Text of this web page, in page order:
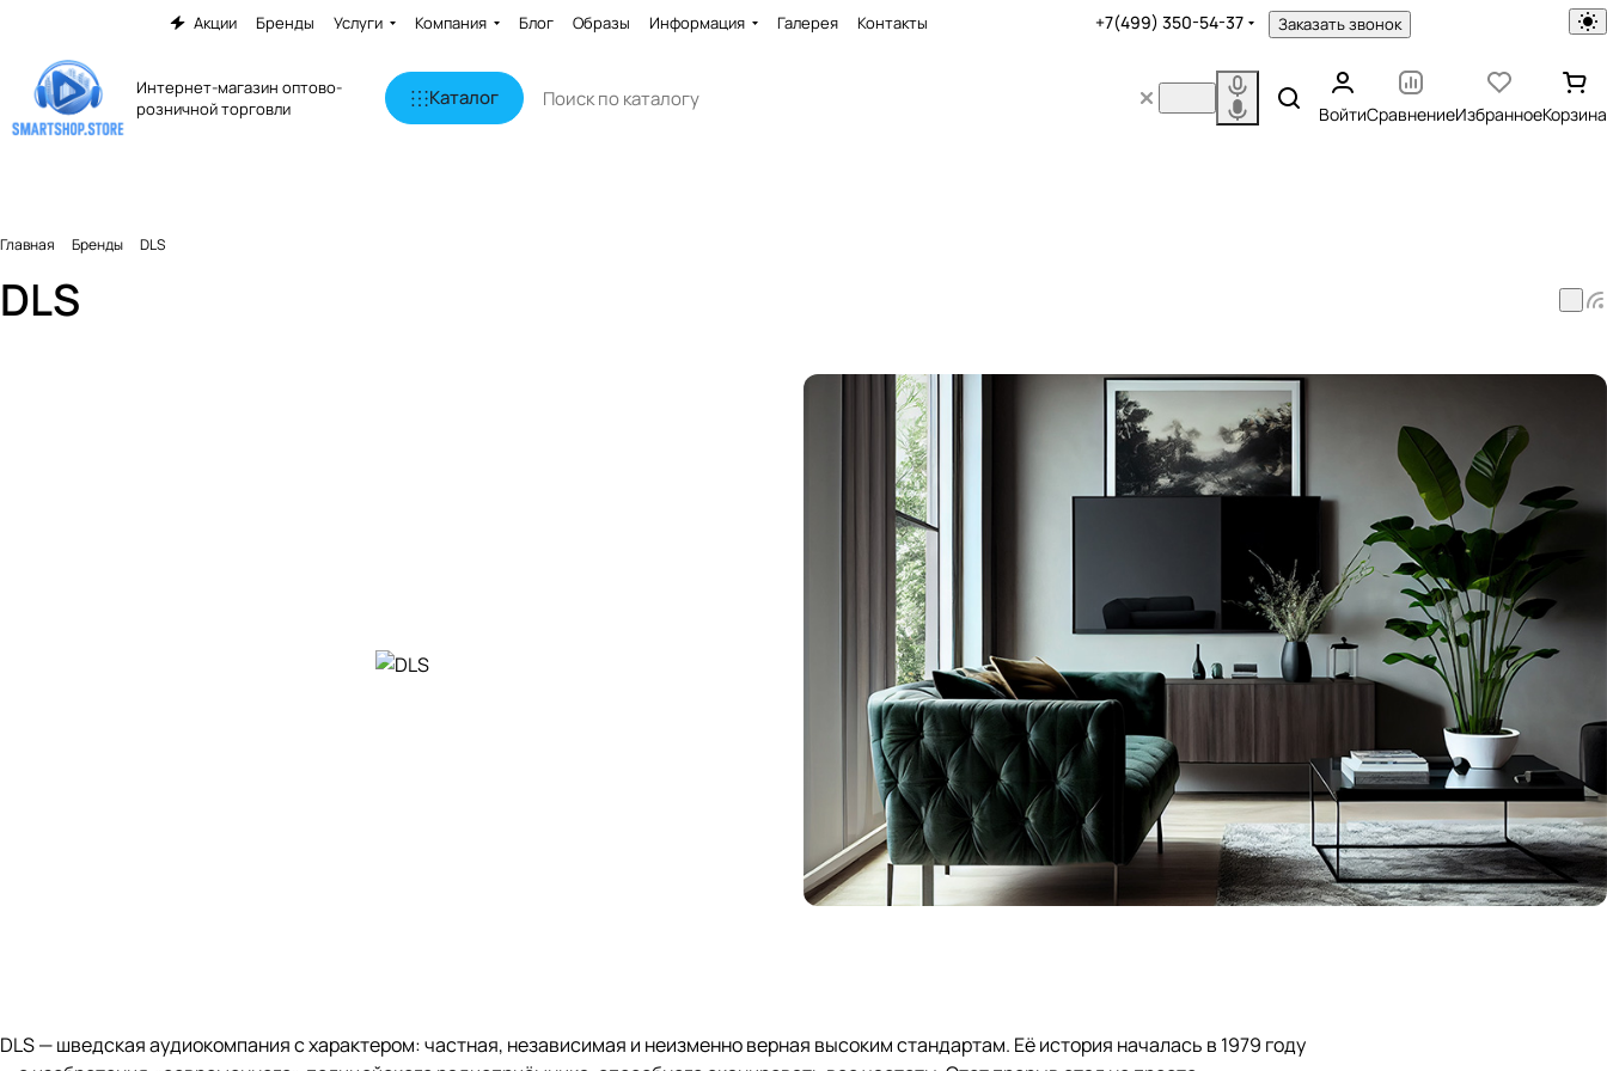
Акции Бренды Услуги Компания Блог Образы Информация Галерея Контакты +7(499) 350-54-37 Заказать звонок
Интернет-магазин оптово-
розничной торговли
Каталог
ВойтиСравнениеИзбранноеКорзина
Главная Бренды DLS
DLS
DLS — шведская аудиокомпания с характером: частная, независимая и неизменно верная высоким стандартам. Её история началась в 1979 году